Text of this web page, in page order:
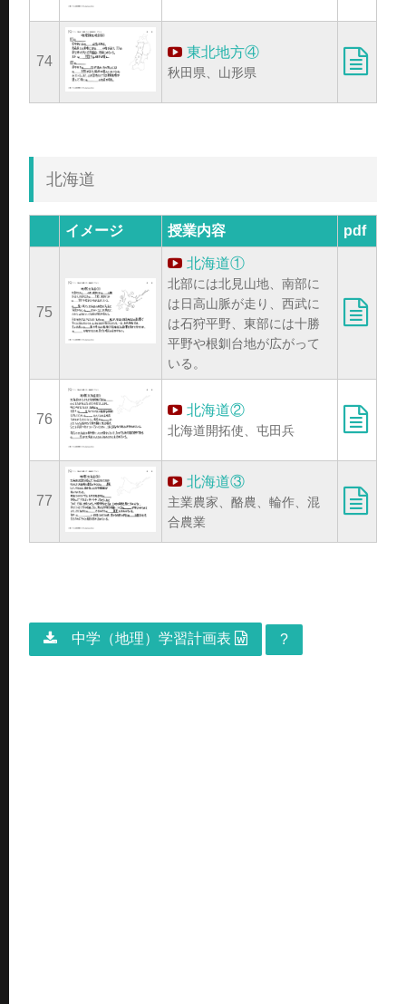
74
東北地方④
秋田県、山形県
北海道
イメージ 授業内容 pdf
75
北海道①
北部には北見山地、南部に
は日高山脈が走り、西武に
は石狩平野、東部には十勝
平野や根釧台地が広がって
いる。
76
北海道②
北海道開拓使、屯田兵
77
北海道③
主業農家、酪農、輪作、混
合農業
中学（地理）学習計画表 ?